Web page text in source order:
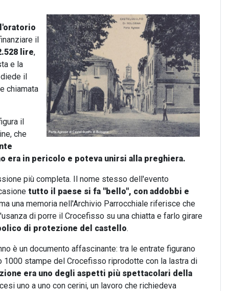
il
lire,
e la
il
chiamata
il
che
era in pericolo e poteva unirsi alla preghiera.
più completa. Il nome stesso dell'evento
tutto il paese si fa "bello", con addobbi e
una memoria nell'Archivio Parrocchiale riferisce che
di porre il Crocefisso su una chiatta e farlo girare
di protezione del castello.
è un documento affascinante: tra le entrate figurano
1000 stampe del Crocefisso riprodotte con la lastra di
era uno degli aspetti più spettacolari della
uno a uno con cerini, un lavoro che richiedeva